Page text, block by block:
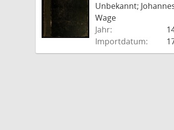
Unbekannt;
Wage
Jahr:
Importdatum: